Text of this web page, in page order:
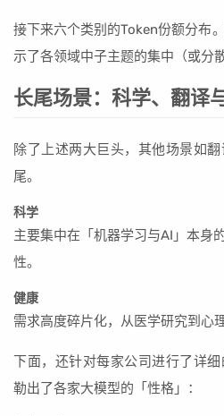
接下来六个类别的Token份额分布
示了各领域中子主题的集中（或分
长尾场景：科学、翻译
除了上述两大巨头，其他场景如
尾。
科学
主要集中在「机器学习与AI」本身
性。
健康
需求高度碎片化，从医学研究到心
下面，还针对每家公司进行了详
勒出了各家大模型的「性格」：